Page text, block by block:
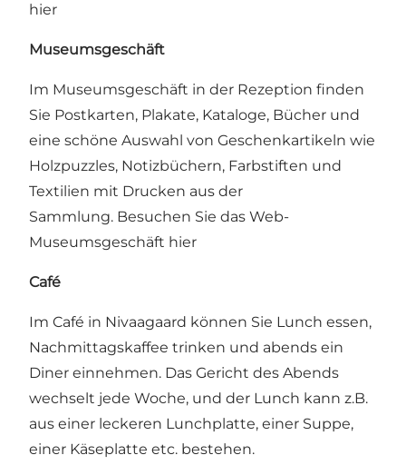
hier
Museumsgeschäft
Im Museumsgeschäft in der Rezeption finden
Sie Postkarten, Plakate, Kataloge, Bücher und
eine schöne Auswahl von Geschenkartikeln wie
Holzpuzzles, Notizbüchern, Farbstiften und
Textilien mit Drucken aus der
Sammlung. Besuchen Sie das Web-
Museumsgeschäft hier
Café
Im Café in Nivaagaard können Sie Lunch essen,
Nachmittagskaffee trinken und abends ein
Diner einnehmen. Das Gericht des Abends
wechselt jede Woche, und der Lunch kann z.B.
aus einer leckeren Lunchplatte, einer Suppe,
einer Käseplatte etc. bestehen.